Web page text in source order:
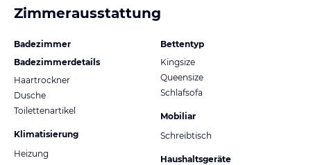
Zimmerausstattung
Badezimmer
Badezimmerdetails
Haartrockner
Dusche
Toilettenartikel
Klimatisierung
Heizung
Bettentyp
Kingsize
Queensize
Schlafsofa
Mobiliar
Schreibtisch
Haushaltsgeräte